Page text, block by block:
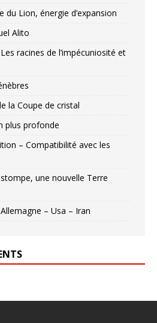
du Lion, énergie d’expansion
Alito
racines de l’impécuniosité et
la Coupe de cristal
plus profonde
– Compatibilité avec les
une nouvelle Terre
– Usa – Iran